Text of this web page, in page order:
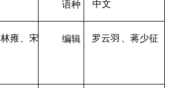
语种 中文
林雍 、宋
编辑 罗云羽 、蒋少征